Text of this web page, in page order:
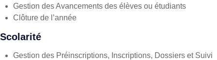
Gestion des Avancements des élèves ou étudiants
Clôture de l’année
Scolarité
Gestion des Préinscriptions, Inscriptions, Dossiers et Suivi